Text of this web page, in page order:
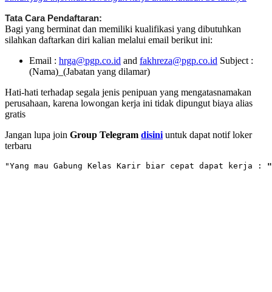
Tata Cara Pendaftaran:
Bagi yang berminat dan memiliki kualifikasi yang dibutuhkan
silahkan daftarkan diri kalian melalui email berikut ini:
Email : hrga@pgp.co.id and fakhreza@pgp.co.id Subject :
(Nama)_(Jabatan yang dilamar)
Hati-hati terhadap segala jenis penipuan yang mengatasnamakan
perusahaan, karena lowongan kerja ini tidak dipungut biaya alias
gratis
Jangan lupa join Group Telegram disini untuk dapat notif loker
terbaru
"Yang mau Gabung Kelas Karir biar cepat dapat kerja : "